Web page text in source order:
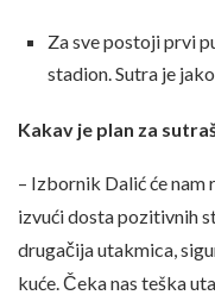
Za sve postoji prvi
stadion. Sutra je
Kakav je plan za
– Izbornik Dalić će nam
izvući dosta pozitivnih
drugačija utakmica,
kuće. Čeka nas teška